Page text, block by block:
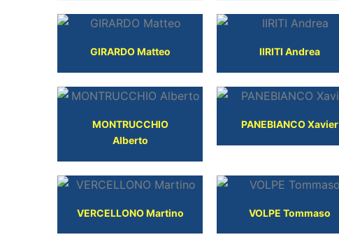
GIRARDO Matteo IIRITI Andrea
MONTRUCCHIO
Alberto
PANEBIANCO Xavier
VERCELLONO Martino VOLPE Tommaso